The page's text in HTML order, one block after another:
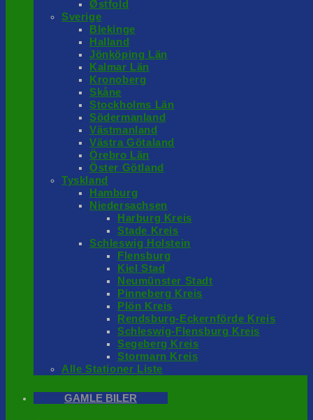
Østfold
Sverige
Blekinge
Halland
Jönköping Län
Kalmar Län
Kronoberg
Skåne
Stockholms Län
Södermanland
Västmanland
Västra Götaland
Örebro Län
Öster Götland
Tyskland
Hamburg
Niedersachsen
Harburg Kreis
Stade Kreis
Schleswig Holstein
Flensburg
Kiel Stad
Neumünster Stadt
Pinneberg Kreis
Plön Kreis
Rendsburg-Eckernförde Kreis
Schleswig-Flensburg Kreis
Segeberg Kreis
Stormarn Kreis
Alle Stationer Liste
GAMLE BILER